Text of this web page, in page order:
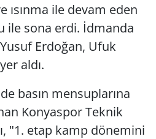
ısınma ile devam eden
ile sona erdi. İdmanda
Erdoğan, Ufuk
aldı.
basın mensuplarına
Konyaspor Teknik
"1. etap kamp dönemini